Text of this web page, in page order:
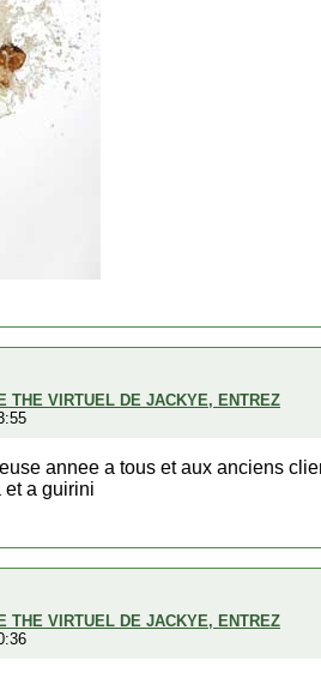
THE VIRTUEL DE JACKYE, ENTREZ
annee a tous et aux anciens
et a guirini
THE VIRTUEL DE JACKYE, ENTREZ